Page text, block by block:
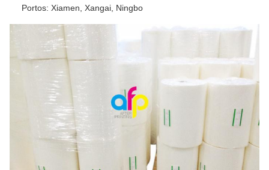
Portos: Xiamen, Xangai, Ningbo